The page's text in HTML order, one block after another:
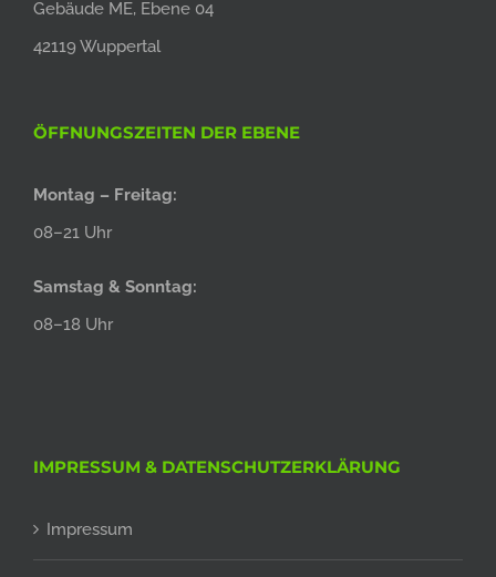
Gebäude ME, Ebene 04
42119 Wuppertal
ÖFFNUNGSZEITEN DER EBENE
Montag – Freitag:
08–21 Uhr
Samstag & Sonntag:
08–18 Uhr
IMPRESSUM & DATENSCHUTZERKLÄRUNG
Impressum